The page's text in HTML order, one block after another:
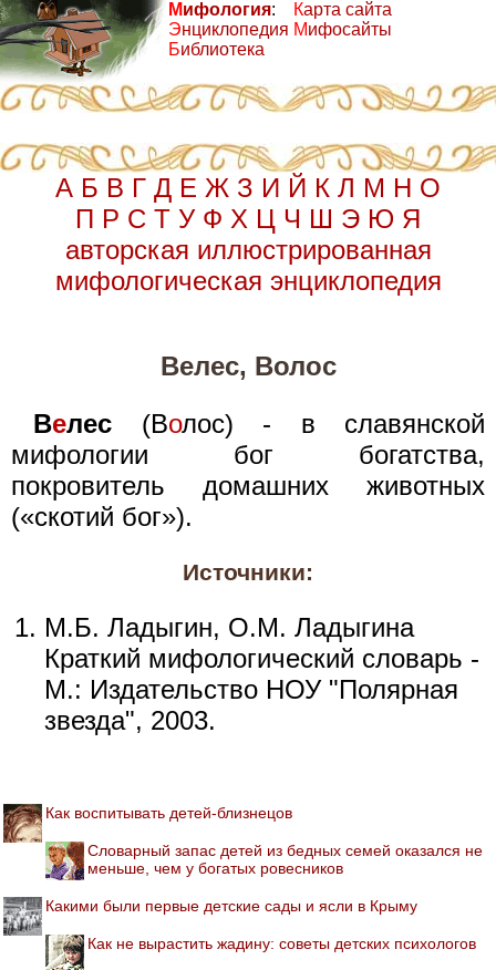
Мифология:
Энциклопедия
Библиотека
Карта сайта
Мифосайты
А Б В Г Д Е Ж З И Й К Л М Н О
П Р С Т У Ф Х Ц Ч Ш Э Ю Я
авторская иллюстрированная
мифологическая энциклопедия
Велес, Волос
Велес (Волос) - в славянской
мифологии бог богатства,
покровитель домашних животных
(«скотий бог»).
Источники:
М.Б. Ладыгин, О.М. Ладыгина
Краткий мифологический словарь -
М.: Издательство НОУ "Полярная
звезда", 2003.
Как воспитывать детей-близнецов
Словарный запас детей из бедных семей оказался не
меньше, чем у богатых ровесников
Какими были первые детские сады и ясли в Крыму
Как не вырастить жадину: советы детских психологов